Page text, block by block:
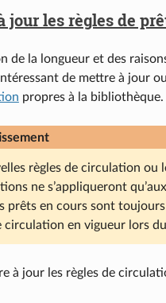
jour les règles de
de la longueur et des
de mettre à jour
propres à la bibliothèque.
règles de circulation ou
ne s’appliqueront
prêts en cours sont
circulation en vigueur lors
à jour les règles de